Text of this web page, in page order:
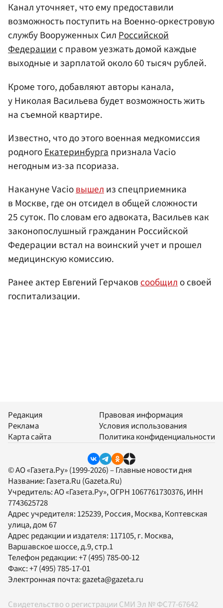
Канал уточняет, что ему предоставили
возможность поступить на Военно-оркестровую
службу Вооруженных СилРоссийской
Федерациис правом уезжать домой каждые
выходные и зарплатой около 60 тысяч рублей.
Кроме того, добавляют авторы канала,
у Николая Васильева будет возможность жить
на съемной квартире.
Известно, что до этого военная медкомиссия
родногоЕкатеринбургапризнала Vacio
негодным из-за псориаза.
Накануне Vacioвышелиз спецприемника
в Москве, где он отсидел в общей сложности
25 суток. По словам его адвоката, Васильев как
законопослушный гражданин Российской
Федерации встал на воинский учет и прошел
медицинскую комиссию.
Ранее актер Евгений Герчаковсообщило своей
госпитализации.
Редакция
Реклама
Карта сайта
Правовая информация
Условия использования
Политика конфиденциальности
© АО «Газета.Ру» (1999-2026) – Главные новости дня
Название: Газета.Ru (Gazeta.Ru)
Учредитель:АО «Газета.Ру», ОГРН 1067761730376, ИНН
7743625728
Адрес учредителя: 125239, Россия, Москва, Коптевская
улица, дом 67
Адрес редакции и издателя: 117105, г. Москва,
Варшавское шоссе, д.9, стр.1
Телефон редакции:+7 (495) 785-00-12
Факс:+7 (495) 785-17-01
Электронная почта: gazeta@gazeta.ru
Свидетельство о регистрации СМИ Эл № ФС77-67642